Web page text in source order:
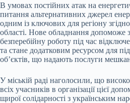
В умовах постійних атак на
питання альтернативних джерел
одним із ключових для регіону
області. Нове обладнання допоможе
безперебійну роботу під час
та стане додатковим ресурсом для
об’єктів, що надають послуги
У міській раді наголосили, що
всіх учасників в організації цієї
щирої солідарності з українським